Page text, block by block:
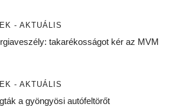
- AKTUÁLIS
takarékosságot kér az MVM
- AKTUÁLIS
a gyöngyösi autófeltörőt